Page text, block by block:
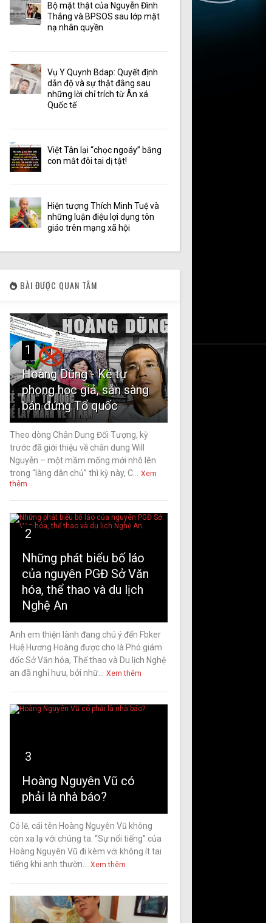
Bộ mặt thật của Nguyễn Đình
Thắng và BPSOS sau lớp mặt
nạ nhân quyền
Vụ Y Quynh Bdap: Quyết định
dẫn độ và sự thật đằng sau
những lời chỉ trích từ Ân xá
Quốc tế
Việt Tân lại “chọc ngoáy” bằng
con mắt đôi tai dị tật!
Hiện tượng Thích Minh Tuệ và
những luận điệu lợi dụng tôn
giáo trên mạng xã hội
BÀI ĐƯỢC QUAN TÂM
1
Hoàng Dũng - Kẻ tự
phong học giả, sẵn sàng
bán đứng Tổ quốc
Theo dòng Chân Dung Đối Tượng, kỳ
trước đã giới thiệu về chân dung Will
Nguyễn – một mầm mống mới nhô lên
trong “làng dân chủ” thì kỳ này, C...
Xem
thêm
2
Những phát biểu bố láo
của nguyên PGĐ Sở Văn
hóa, thể thao và du lịch
Nghệ An
Anh em thiện lành đang chú ý đến Fbker
Huệ Hương Hoàng được cho là Phó giám
đốc Sở Văn hóa, Thể thao và Du lịch Nghệ
an đã nghỉ hưu, bởi nhữ...
Xem thêm
3
Hoàng Nguyên Vũ có
phải là nhà báo?
Có lẽ, cái tên Hoàng Nguyên Vũ không
còn xa lạ với chúng ta. “Sự nổi tiếng” của
Hoàng Nguyên Vũ đi kèm với không ít tai
tiếng khi anh thườn...
Xem thêm